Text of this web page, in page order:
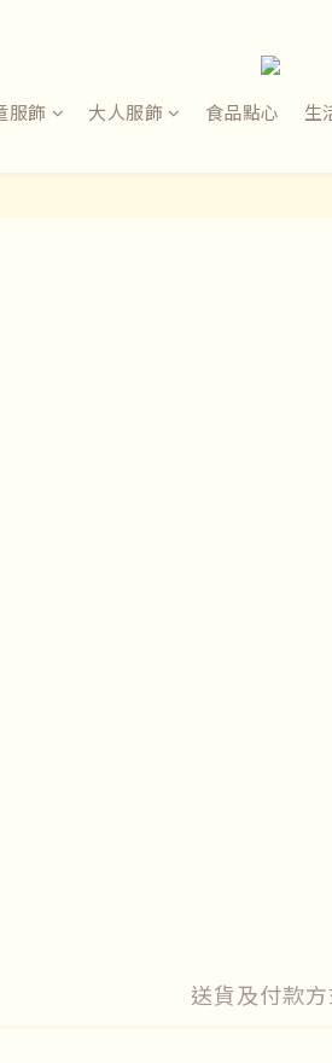
服飾 大人服飾 食品點心 生
送貨及付款